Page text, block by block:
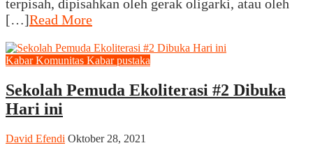
terpisah, dipisahkan oleh gerak oligarki, atau oleh
[…]Read More
Kabar Komunitas Kabar pustaka
Sekolah Pemuda Ekoliterasi #2 Dibuka
Hari ini
David Efendi Oktober 28, 2021